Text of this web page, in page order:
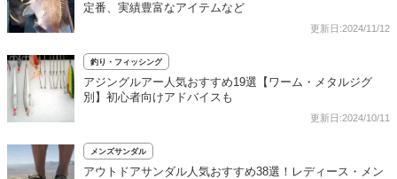
定番、実績豊富なアイテムなど
更新日:2024/11/12
釣り・フィッシング
アジングルアー人気おすすめ19選【ワーム・メタルジグ
別】初心者向けアドバイスも
更新日:2024/10/11
メンズサンダル
アウトドアサンダル人気おすすめ38選！レディース・メン